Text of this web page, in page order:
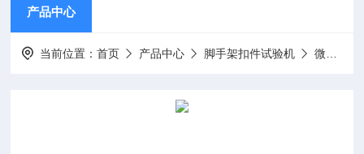
产品中心
当前位置：首页 产品中心 脚手架扣件试验机 微机控制脚手架扣件试验机